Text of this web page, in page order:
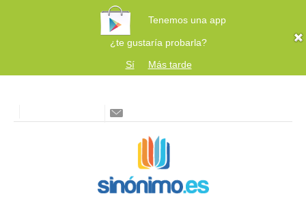
Tenemos una app
¿te gustaría probarla?
Sí
Más tarde